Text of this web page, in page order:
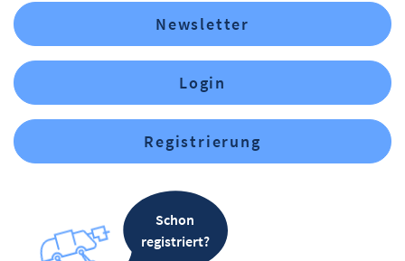
Newsletter
Login
Registrierung
Schon
registriert?